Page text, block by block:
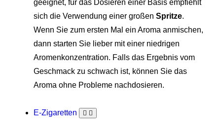
geeignet, für das Dosieren einer Basis empfiehlt
sich die Verwendung einer großen Spritze.
Wenn Sie zum ersten Mal ein Aroma anmischen,
dann starten Sie lieber mit einer niedrigen
Aromenkonzentration. Falls das Ergebnis vom
Geschmack zu schwach ist, können Sie das
Aroma ohne Probleme nachdosieren.
E-Zigaretten